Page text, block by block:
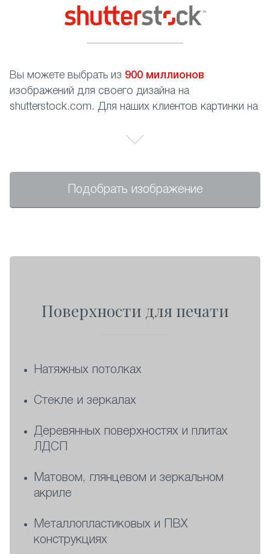
Вы можете выбрать из 900 миллионов
изображений для своего дизайна на
shutterstock.com. Для наших клиентов картинки на
только записать номер изображения.
Подобрать изображение
Поверхности для печати
Натяжных потолках
Стекле и зеркалах
Деревянных поверхностях и плитах
ЛДСП
Матовом, глянцевом и зеркальном
акриле
Металлопластиковых и ПВХ
конструкциях